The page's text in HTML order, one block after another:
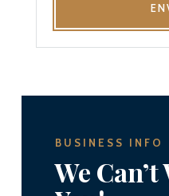
BUSINESS INFO
We